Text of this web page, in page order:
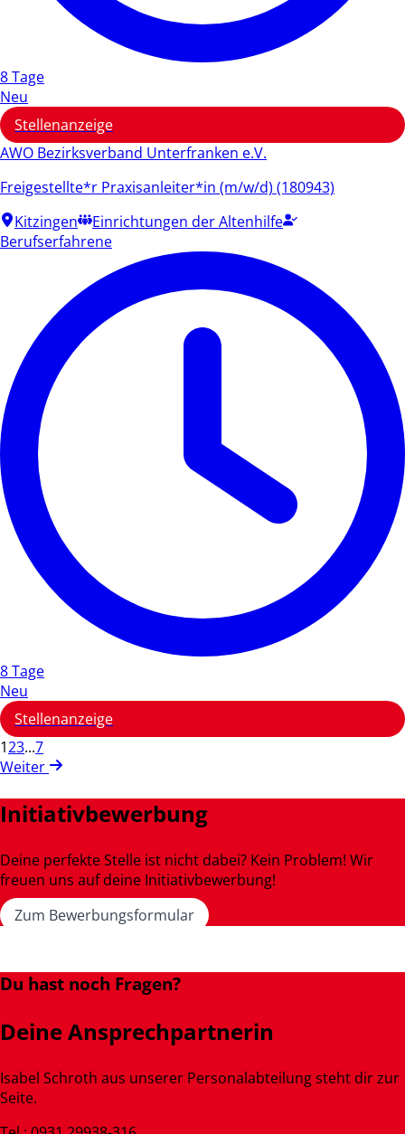
8 Tage
Neu
Stellenanzeige
AWO Bezirksverband Unterfranken e.V.
Freigestellte*r Praxisanleiter*in (m/w/d) (180943)
Kitzingen
Einrichtungen der Altenhilfe
Berufserfahrene
8 Tage
Neu
Stellenanzeige
123...7
Weiter
Initiativbewerbung
Deine perfekte Stelle ist nicht dabei? Kein Problem! Wir
freuen uns auf deine Initiativbewerbung!
Zum Bewerbungsformular
Du hast noch Fragen?
Deine Ansprechpartnerin
Isabel Schroth aus unserer Personalabteilung steht dir zur
Seite.